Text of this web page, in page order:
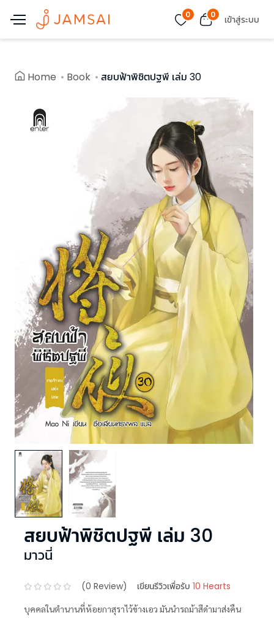
0 0 เข้าสู่ระบบ
Home Book สยบฟ้าพิชิตปฐพี เล่ม 30
สยบฟ้าพิชิตปฐพี เล่ม 30
มาวนี่
(0 Review) เขียนรีวิวเพื่อรับ 10 Hearts
บุคคลในตำนานที่ห้อยกาสุราไว้ข้างเอว มันนำรถม้าสีดำมาส่งคืน